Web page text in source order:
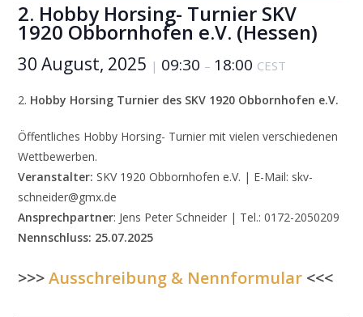
2. Hobby Horsing- Turnier SKV
1920 Obbornhofen e.V. (Hessen)
30 August, 2025 | 09:30 – 18:00 CEST
2. Hobby Horsing Turnier des SKV 1920 Obbornhofen e.V.
Öffentliches Hobby Horsing- Turnier mit vielen verschiedenen
Wettbewerben.
Veranstalter: SKV 1920 Obbornhofen e.V. | E-Mail: skv-
schneider@gmx.de
Ansprechpartner: Jens Peter Schneider | Tel.: 0172-2050209
Nennschluss: 25.07.2025
>>>Ausschreibung & Nennformular <<<